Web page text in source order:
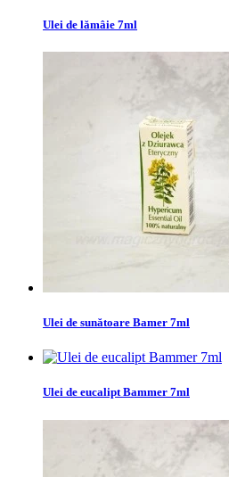
Ulei de lămâie 7ml
Ulei de sunătoare Bamer 7ml
Ulei de eucalipt Bammer 7ml